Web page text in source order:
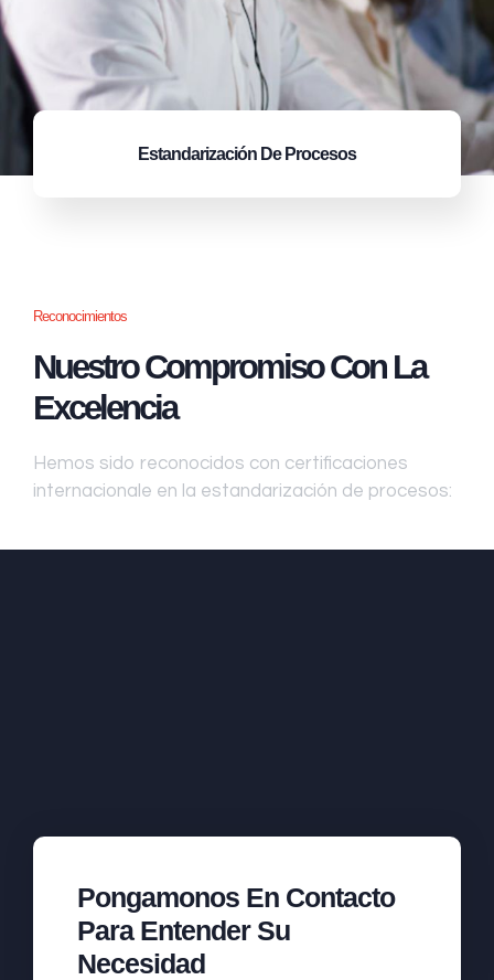
Estandarización De Procesos
Reconocimientos
Nuestro Compromiso Con La
Excelencia
Hemos sido reconocidos con certificaciones
internacionale en la estandarización de procesos:
Pongamonos En Contacto
Para Entender Su
Necesidad